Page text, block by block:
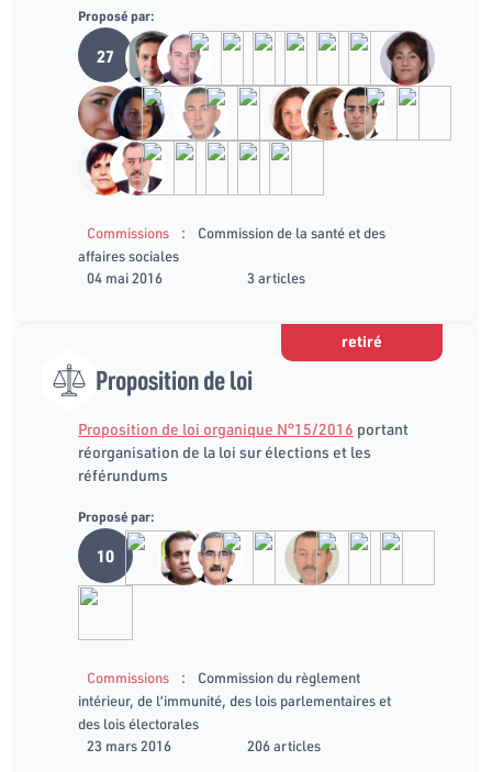
Proposé par:
27
Commissions :
Commission de la santé et des
affaires sociales
04 mai 2016
3 articles
retiré
Proposition de loi
Proposition de loi organique N°15/2016 portant
réorganisation de la loi sur élections et les
référundums
Proposé par:
10
Commissions :
Commission du règlement
intérieur, de l’immunité, des lois parlementaires et
des lois électorales
23 mars 2016
206 articles